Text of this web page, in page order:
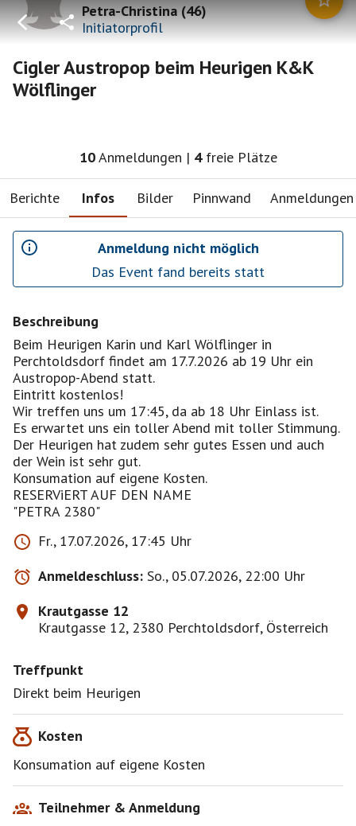
Petra-Christina(46)
Initiatorprofil
Cigler Austropop beim Heurigen K&K
Wölflinger
10Anmeldungen | 4 freie Plätze
Berichte Infos Bilder Pinnwand Anmeldungen
Anmeldung nicht möglich
Das Event fand bereits statt
Beschreibung
Beim Heurigen Karin und Karl Wölflinger in
Perchtoldsdorf findet am 17.7.2026 ab 19 Uhr ein
Austropop-Abend statt.
Eintritt kostenlos!
Wir treffen uns um 17:45, da ab 18 Uhr Einlass ist.
Es erwartet uns ein toller Abend mit toller Stimmung.
Der Heurigen hat zudem sehr gutes Essen und auch
der Wein ist sehr gut.
Konsumation auf eigene Kosten.
RESERViERT AUF DEN NAME
Fr., 17.07.2026, 17:45 Uhr
Anmeldeschluss: So., 05.07.2026, 22:00 Uhr
Krautgasse 12
Krautgasse 12, 2380 Perchtoldsdorf, Österreich
Treffpunkt
Direkt beim Heurigen
Kosten
Konsumation auf eigene Kosten
Teilnehmer & Anmeldung